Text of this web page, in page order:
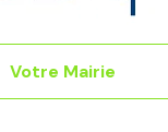
Votre Mairie